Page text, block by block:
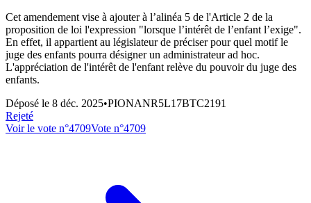
Cet amendement vise à ajouter à l’alinéa 5 de l'Article 2 de la
proposition de loi l'expression "lorsque l’intérêt de l’enfant l’exige".
En effet, il appartient au législateur de préciser pour quel motif le
juge des enfants pourra désigner un administrateur ad hoc.
L'appréciation de l'intérêt de l'enfant relève du pouvoir du juge des
enfants.
Déposé le 8 déc. 2025•PIONANR5L17BTC2191
Rejeté
Voir le vote n°4709Vote n°4709